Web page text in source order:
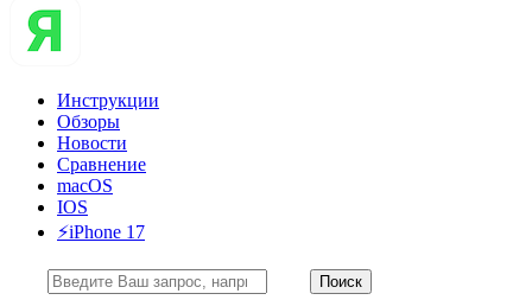
Инструкции
Обзоры
Новости
Сравнение
macOS
IOS
⚡️iPhone 17